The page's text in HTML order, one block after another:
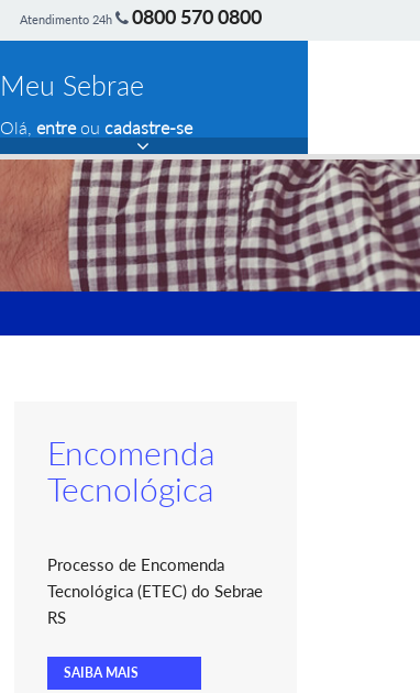
Atendimento 24h 0800 570 0800
Meu Sebrae
Olá, entreou cadastre-se
Encomenda
Tecnológica
Processo de Encomenda
Tecnológica (ETEC) do Sebrae
RS
SAIBA MAIS